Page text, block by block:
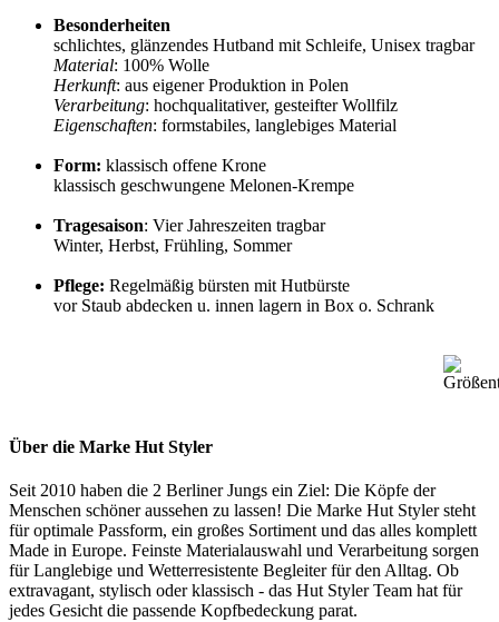
Besonderheiten
schlichtes, glänzendes Hutband mit Schleife, Unisex tragbar
Material: 100% Wolle
Herkunft: aus eigener Produktion in Polen
Verarbeitung: hochqualitativer, gesteifter Wollfilz
Eigenschaften: formstabiles, langlebiges Material
Form: klassisch offene Krone
klassisch geschwungene Melonen-Krempe
Tragesaison: Vier Jahreszeiten tragbar
Winter, Herbst, Frühling, Sommer
Pflege: Regelmäßig bürsten mit Hutbürste
vor Staub abdecken u. innen lagern in Box o. Schrank
Über die Marke Hut Styler
Seit 2010 haben die 2 Berliner Jungs ein Ziel: Die Köpfe der
Menschen schöner aussehen zu lassen! Die Marke Hut Styler steht
für optimale Passform, ein großes Sortiment und das alles komplett
Made in Europe. Feinste Materialauswahl und Verarbeitung sorgen
für Langlebige und Wetterresistente Begleiter für den Alltag. Ob
extravagant, stylisch oder klassisch - das Hut Styler Team hat für
jedes Gesicht die passende Kopfbedeckung parat.